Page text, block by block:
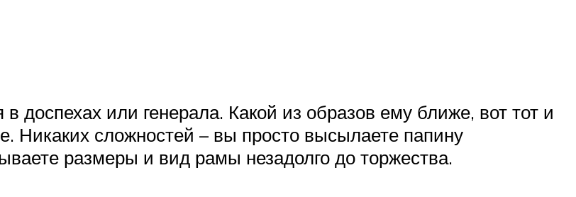
доспехах или генерала. Какой из образов ему ближе, вот тот и
Никаких сложностей – вы просто высылаете папину
размеры и вид рамы незадолго до торжества.